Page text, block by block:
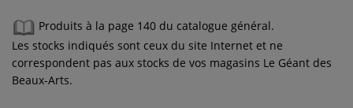
Produits à la page 140 du catalogue général.
Les stocks indiqués sont ceux du site Internet et ne
correspondent pas aux stocks de vos magasins Le Géant des
Beaux-Arts.